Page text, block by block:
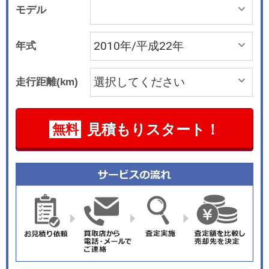
ドーム(電動サンルーフ)を標準装備するマキシを
追加した。2006年2月にはデザイン会社アレッシ
ィ社と提携し、マキシをベースに独特のデザイン
とカラー、専用の装備を追加したパンダ・アレッ
シィを追加。2007年2月には、パンダにフォグラ
ンプやESPを装備し、マキシにフルオートエアコ
ンやリヤパーキングセンサーを装備するなど、一
部グレードの仕様を向上させた。2010年4月には
内外装のデザインに手を加えてリニューアルを実
モデル
年式
走行距離(km)
無料 見積もりスタート！